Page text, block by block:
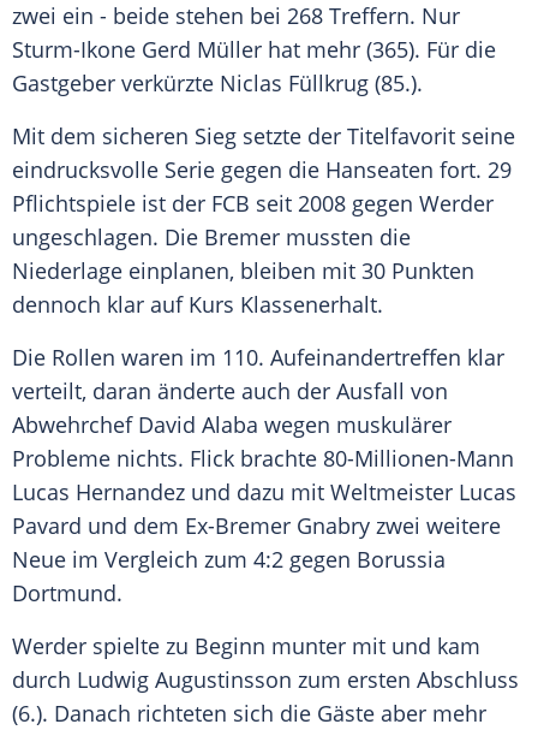
zwei ein - beide stehen bei 268 Treffern. Nur
Sturm-Ikone Gerd Müller hat mehr (365). Für die
Gastgeber verkürzte Niclas Füllkrug (85.).
Mit dem sicheren Sieg setzte der Titelfavorit seine
eindrucksvolle Serie gegen die Hanseaten fort. 29
Pflichtspiele ist der FCB seit 2008 gegen Werder
ungeschlagen. Die Bremer mussten die
Niederlage einplanen, bleiben mit 30 Punkten
dennoch klar auf Kurs Klassenerhalt.
Die Rollen waren im 110. Aufeinandertreffen klar
verteilt, daran änderte auch der Ausfall von
Abwehrchef David Alaba wegen muskulärer
Probleme nichts. Flick brachte 80-Millionen-Mann
Lucas Hernandez und dazu mit Weltmeister Lucas
Pavard und dem Ex-Bremer Gnabry zwei weitere
Neue im Vergleich zum 4:2 gegen Borussia
Dortmund.
Werder spielte zu Beginn munter mit und kam
durch Ludwig Augustinsson zum ersten Abschluss
(6.). Danach richteten sich die Gäste aber mehr